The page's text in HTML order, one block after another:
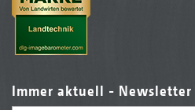
Immer aktuell - Newsletter